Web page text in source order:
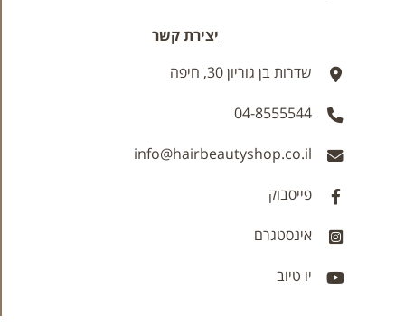
יצירת קשר
שדרות בן גוריון 30, חיפה
04-8555544
info@hairbeautyshop.co.il
פייסבוק
אינסטגרם
יו טיוב